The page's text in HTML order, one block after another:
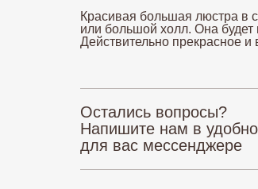
Красивая большая люстра в
или большой холл. Она будет
Действительно прекрасное
Остались вопросы?
Напишите нам в
для вас мессенджере